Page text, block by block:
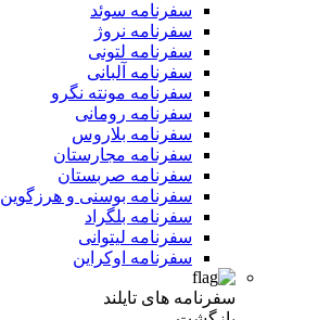
سفرنامه سوئد
سفرنامه نروژ
سفرنامه لتونی
سفرنامه آلبانی
سفرنامه مونته نگرو
سفرنامه رومانی
سفرنامه بلاروس
سفرنامه مجارستان
سفرنامه صربستان
سفرنامه بوسنی و هرزگوین
سفرنامه بلگراد
سفرنامه لیتوانی
سفرنامه اوکراین
سفرنامه های تایلند